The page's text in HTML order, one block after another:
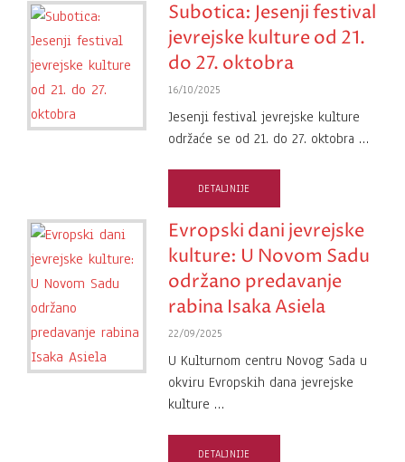
Subotica: Jesenji festival
jevrejske kulture od 21.
do 27. oktobra
16/10/2025
Jesenji festival jevrejske kulture
održaće se od 21. do 27. oktobra …
DETALJNIJE
Evropski dani jevrejske
kulture: U Novom Sadu
održano predavanje
rabina Isaka Asiela
22/09/2025
U Kulturnom centru Novog Sada u
okviru Evropskih dana jevrejske
kulture …
DETALJNIJE